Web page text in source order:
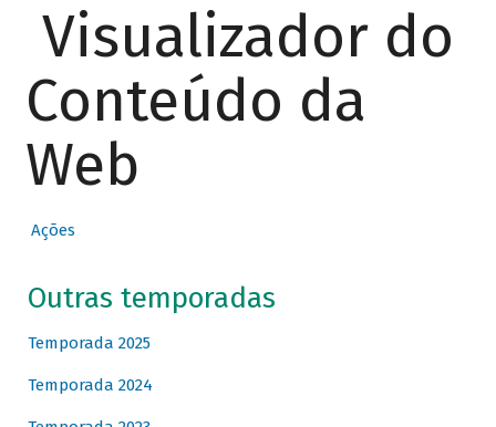
Visualizador do
Conteúdo da
Web
Ações
Outras temporadas
Temporada 2025
Temporada 2024